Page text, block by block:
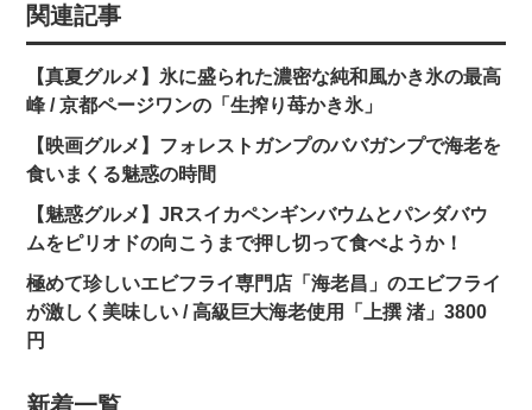
関連記事
【真夏グルメ】氷に盛られた濃密な純和風かき氷の最高
峰 / 京都ページワンの「生搾り苺かき氷」
【映画グルメ】フォレストガンプのババガンプで海老を
食いまくる魅惑の時間
【魅惑グルメ】JRスイカペンギンバウムとパンダバウ
ムをピリオドの向こうまで押し切って食べようか！
極めて珍しいエビフライ専門店「海老昌」のエビフライ
が激しく美味しい / 高級巨大海老使用「上撰 渚」3800
円